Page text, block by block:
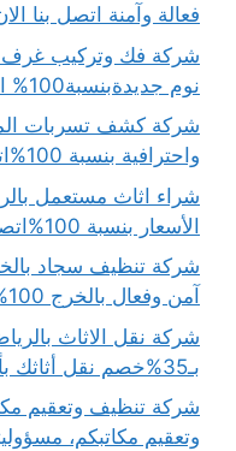
فعالة وآمنة اتصل بنا
نوم جديدةبنسبة100% اتصل بنا الان
واحترافية بنسبة 100%اتصل بنا الان
الأسعار بنسبة 100%اتصل بنا الان
آمن وفعال بالخرج 100%اتصل بنا الان
شركة نقل الاثاث
بـ35%خصم نقل أثاثك بأمان وسهولة اتصل بنا الان
وتعقيم مكاتبكم، مسؤوليتنا100%اتصل بنا